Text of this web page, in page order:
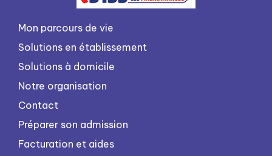
Mon parcours de vie
Solutions en établissement
Solutions à domicile
Notre organisation
Contact
Préparer son admission
Facturation et aides